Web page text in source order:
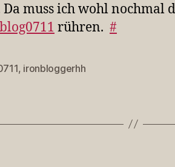
Da muss ich wohl nochmal
rühren. #
, ironbloggerhh